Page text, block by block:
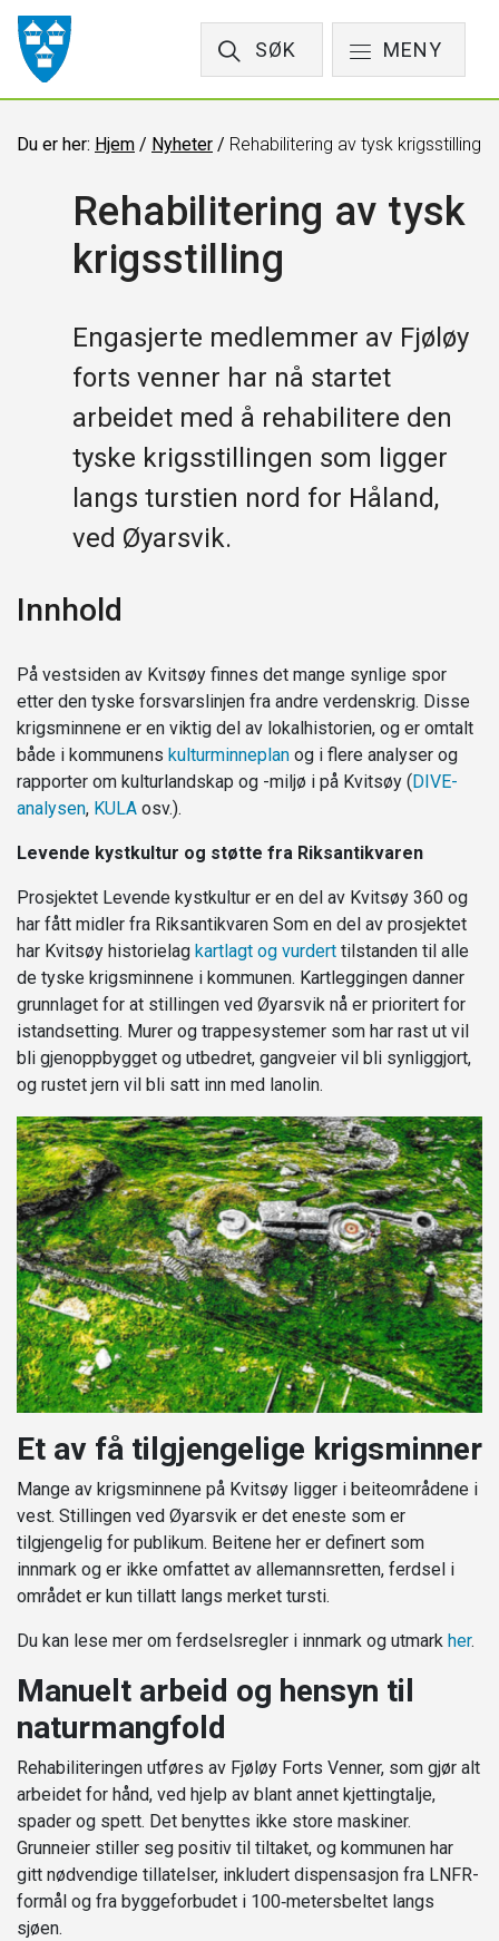
SØK MENY
Du er her: Hjem / Nyheter / Rehabilitering av tysk krigsstilling
Rehabilitering av tysk
krigsstilling
Engasjerte medlemmer av Fjøløy
forts venner har nå startet
arbeidet med å rehabilitere den
tyske krigsstillingen som ligger
langs turstien nord for Håland,
ved Øyarsvik.
Innhold
På vestsiden av Kvitsøy finnes det mange synlige spor
etter den tyske forsvarslinjen fra andre verdenskrig. Disse
krigsminnene er en viktig del av lokalhistorien, og er omtalt
både i kommunens kulturminneplan og i flere analyser og
rapporter om kulturlandskap og -miljø i på Kvitsøy (DIVE-
analysen, KULA osv.).
Levende kystkultur og støtte fra Riksantikvaren
Prosjektet Levende kystkultur er en del av Kvitsøy 360 og
har fått midler fra Riksantikvaren Som en del av prosjektet
har Kvitsøy historielag kartlagt og vurdert tilstanden til alle
de tyske krigsminnene i kommunen. Kartleggingen danner
grunnlaget for at stillingen ved Øyarsvik nå er prioritert for
istandsetting. Murer og trappesystemer som har rast ut vil
bli gjenoppbygget og utbedret, gangveier vil bli synliggjort,
og rustet jern vil bli satt inn med lanolin.
Et av få tilgjengelige krigsminner
Mange av krigsminnene på Kvitsøy ligger i beiteområdene i
vest. Stillingen ved Øyarsvik er det eneste som er
tilgjengelig for publikum. Beitene her er definert som
innmark og er ikke omfattet av allemannsretten, ferdsel i
området er kun tillatt langs merket tursti.
Du kan lese mer om ferdselsregler i innmark og utmark her.
Manuelt arbeid og hensyn til
naturmangfold
Rehabiliteringen utføres av Fjøløy Forts Venner, som gjør alt
arbeidet for hånd, ved hjelp av blant annet kjettingtalje,
spader og spett. Det benyttes ikke store maskiner.
Grunneier stiller seg positiv til tiltaket, og kommunen har
gitt nødvendige tillatelser, inkludert dispensasjon fra LNFR-
formål og fra byggeforbudet i 100‑metersbeltet langs
sjøen.